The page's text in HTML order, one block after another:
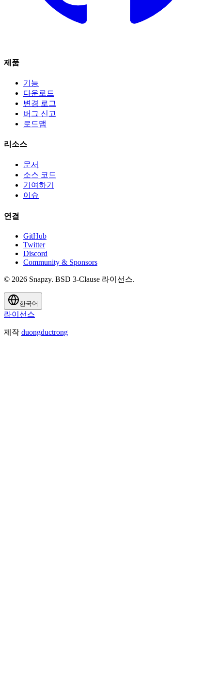
제품
기능
다운로드
변경 로그
버그 신고
로드맵
리소스
문서
소스 코드
기여하기
이슈
연결
GitHub
Twitter
Discord
Community & Sponsors
© 2026 Snapzy. BSD 3-Clause 라이선스.
한국어
라이선스
제작 duongductrong